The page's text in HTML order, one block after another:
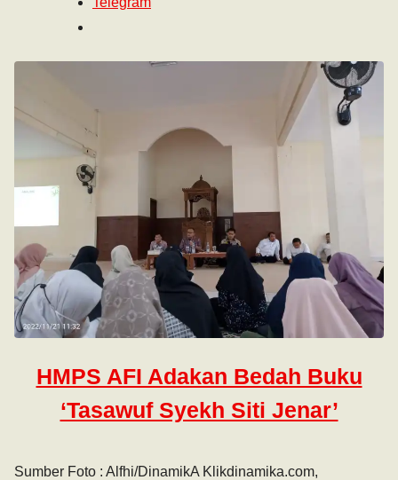
HMPS AFI Adakan Bedah Buku
‘Tasawuf Syekh Siti Jenar’
Sumber Foto : Alfhi/DinamikA Klikdinamika.com,